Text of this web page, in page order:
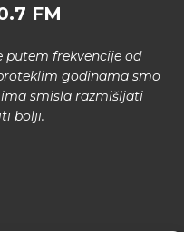
FM
putem frekvencije od
godinama smo
smisla razmišljati
bolji.